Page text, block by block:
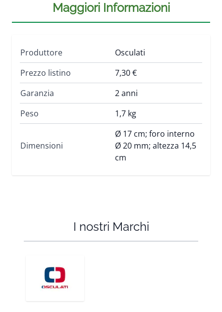
Maggiori Informazioni
Produttore
Osculati
Prezzo listino
7,30 €
Garanzia
2 anni
Peso
1,7 kg
Dimensioni
Ø 17 cm; foro interno
Ø 20 mm; altezza 14,5
cm
I nostri Marchi